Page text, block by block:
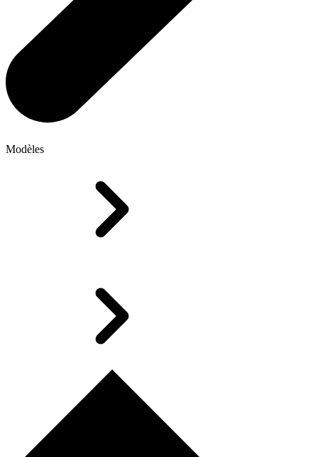
Modèles